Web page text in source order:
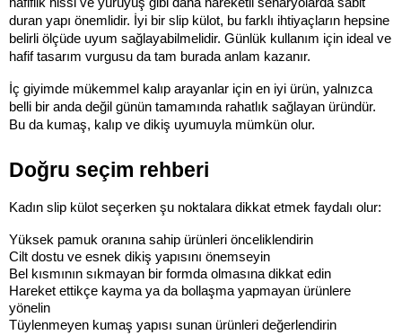
duran yapı önemlidir. İyi bir slip külot, bu farklı ihtiyaçların hepsine
belirli ölçüde uyum sağlayabilmelidir. Günlük kullanım için ideal ve
hafif tasarım vurgusu da tam burada anlam kazanır.
İç giyimde mükemmel kalıp arayanlar için en iyi ürün, yalnızca
belli bir anda değil günün tamamında rahatlık sağlayan üründür.
Bu da kumaş, kalıp ve dikiş uyumuyla mümkün olur.
Doğru seçim rehberi
Kadın slip külot seçerken şu noktalara dikkat etmek faydalı olur:
Yüksek pamuk oranına sahip ürünleri önceliklendirin
Cilt dostu ve esnek dikiş yapısını önemseyin
Bel kısmının sıkmayan bir formda olmasına dikkat edin
Hareket ettikçe kayma ya da bollaşma yapmayan ürünlere
yönelin
Tüylenmeyen kumaş yapısı sunan ürünleri değerlendirin